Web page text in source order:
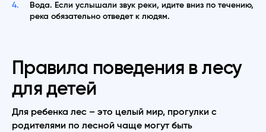
Вода. Если услышали звук реки, идите вниз по течению,
река обязательно отведет к людям.
Правила поведения в лесу
для детей
Для ребенка лес – это целый мир, прогулки с
родителями по лесной чаще могут быть